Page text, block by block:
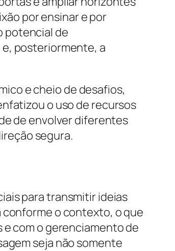
por ensinar e por
potencial de
e, posteriormente, a
e cheio de desafios,
o uso de recursos
de envolver diferentes
segura.
para transmitir ideias
conforme o contexto, o que
com o gerenciamento de
seja não somente